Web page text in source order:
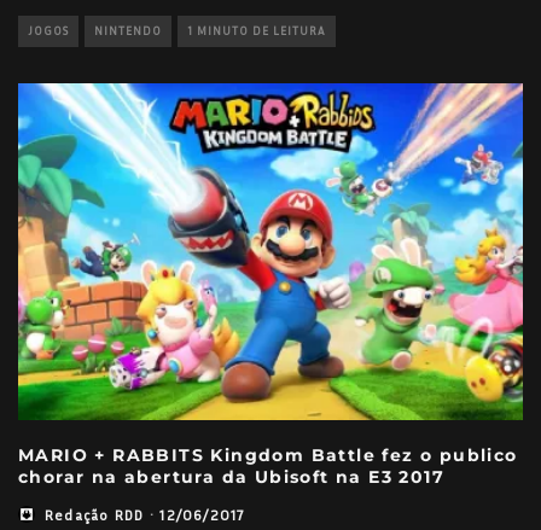
JOGOS NINTENDO 1 MINUTO DE LEITURA
MARIO + RABBITS Kingdom Battle fez o publico
chorar na abertura da Ubisoft na E3 2017
Redação RDD · 12/06/2017